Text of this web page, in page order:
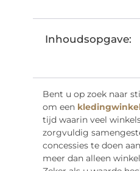
Inhoudsopgave:
Bent u op zoek naar
om een
tijd waarin veel
zorgvuldig
concessies te doen
meer dan alleen